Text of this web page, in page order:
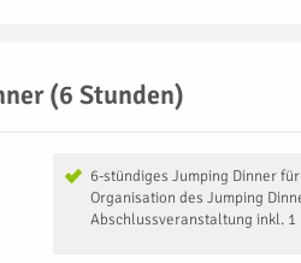
(6 Stunden)
6-stündiges Jumping Dinner
Organisation des Jumping
Abschlussveranstaltung inkl.